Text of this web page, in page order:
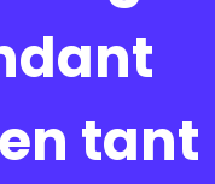
tant